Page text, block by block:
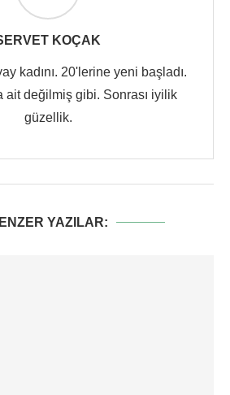
KOÇAK
kadını. 20'lerine yeni başladı.
ait değilmiş gibi. Sonrası iyilik
güzellik.
YAZILAR: